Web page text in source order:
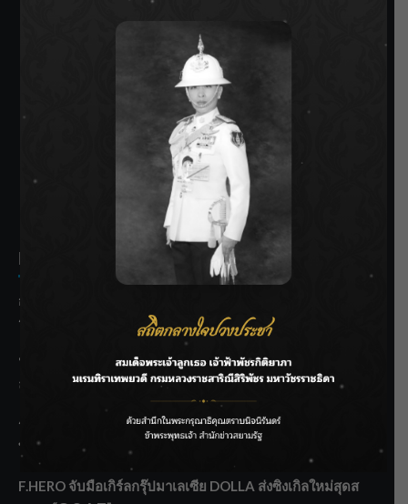
SIAMRATH VARIETY
THE BEST ENTERTAINMENT
Recent Posts
กรมชลฯ รับฟังประชาชน ติดตามแก้ปัญหาโครงการประตู
ระบายน้ำศรีสองรักฯ
‘แมน การิน’ แชร์ความเชื่อชวนคิด! “อยากกินอะไรหลังจาก
ลาโลกนี้ ให้ใส่บาตรสิ่งนั้นไว้ตอนยังมีชีวิต”
ราชเลขานุการในพระองค์ฯ ติดตามโครงการหุบกะพง–ห้วย
ทรายใต้ เสริมความมั่นคงน้ำเพชรบุรี
F.HERO จับมือเกิร์ลกรุ๊ปมาเลเซีย DOLLA ส่งซิงเกิลใหม่สุดส